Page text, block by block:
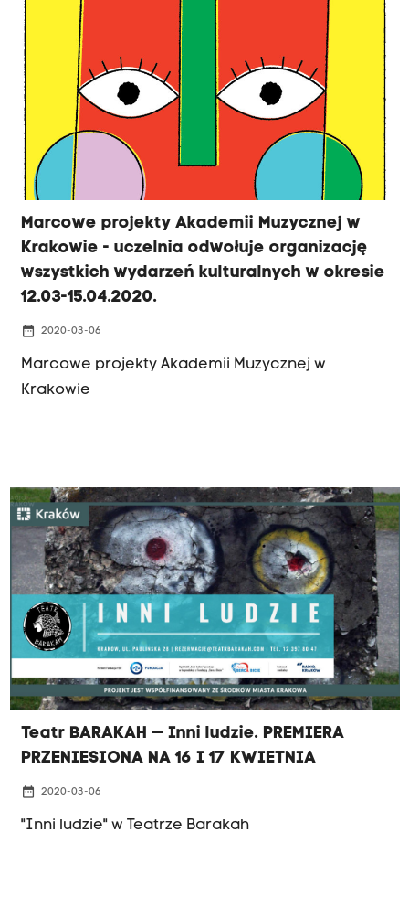
Marcowe projekty Akademii Muzycznej w
Krakowie - uczelnia odwołuje organizację
wszystkich wydarzeń kulturalnych w okresie
12.03-15.04.2020.
date_range 2020-03-06
Marcowe projekty Akademii Muzycznej w
Krakowie
Teatr BARAKAH — Inni ludzie. PREMIERA
PRZENIESIONA NA 16 I 17 KWIETNIA
date_range 2020-03-06
"Inni ludzie" w Teatrze Barakah